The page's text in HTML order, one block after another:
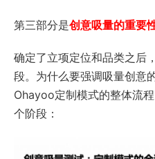
第三部分是创意吸量的重要
确定了立项定位和品类之后
段。为什么要强调吸量创意
Ohayoo定制模式的整体流
个阶段：